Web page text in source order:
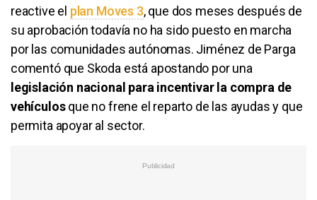
reactive el plan Moves 3​, que dos meses después de
su aprobación todavía no ha sido puesto en marcha
por las comunidades autónomas. Jiménez de Parga
comentó que Skoda está apostando por una
legislación nacional para incentivar la compra de
vehículosque no frene el reparto de las ayudas y que
permita apoyar al sector.